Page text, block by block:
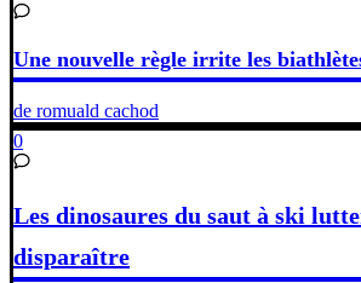
Une nouvelle règle irrite les
de romuald cachod
0
Les dinosaures du saut à ski
disparaître